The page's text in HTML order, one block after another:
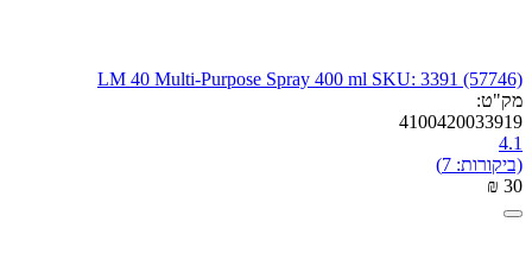
LM 40 Multi-Purpose Spray 400 ml SKU: 3391 (57746)
מק"ט:
4100420033919
4.1
(ביקורות: 7)
₪ ‍30‍